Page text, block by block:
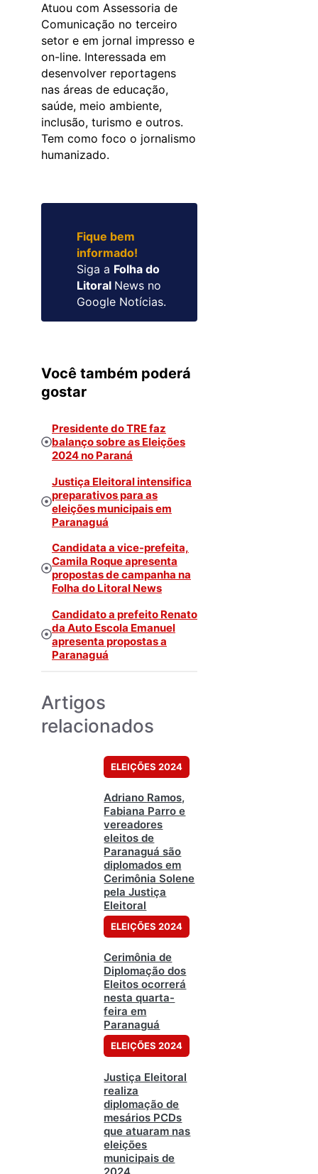
Atuou com Assessoria de
Comunicação no terceiro
setor e em jornal impresso e
on-line. Interessada em
desenvolver reportagens
nas áreas de educação,
saúde, meio ambiente,
inclusão, turismo e outros.
Tem como foco o jornalismo
humanizado.
Fique bem
informado!
Siga a Folha do
Litoral News no
Google Notícias.
Você também poderá
gostar
Presidente do TRE faz
balanço sobre as Eleições
2024 no Paraná
Justiça Eleitoral intensifica
preparativos para as
eleições municipais em
Paranaguá
Candidata a vice-prefeita,
Camila Roque apresenta
propostas de campanha na
Folha do Litoral News
Candidato a prefeito Renato
da Auto Escola Emanuel
apresenta propostas a
Paranaguá
Artigos
relacionados
ELEIÇÕES 2024
Adriano Ramos,
Fabiana Parro e
vereadores
eleitos de
Paranaguá são
diplomados em
Cerimônia Solene
pela Justiça
Eleitoral
ELEIÇÕES 2024
Cerimônia de
Diplomação dos
Eleitos ocorrerá
nesta quarta-
feira em
Paranaguá
ELEIÇÕES 2024
Justiça Eleitoral
realiza
diplomação de
mesários PCDs
que atuaram nas
eleições
municipais de